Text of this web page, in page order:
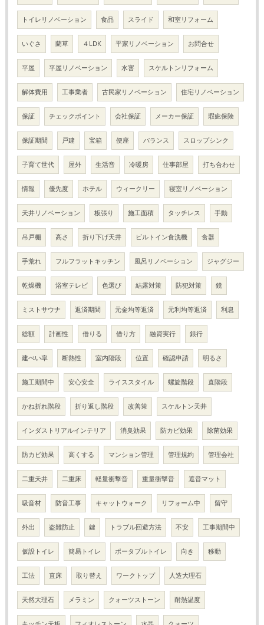
トイレリノベーション 食品 スライド 和室リフォーム
いぐさ 藺草 ４LDK 平家リノベーション お問合せ
平屋 平屋リノベーション 水害 スケルトンリフォーム
解体費用 工事業者 古民家リノベーション 住宅リノベーション
保証 チェックポイント 会社保証 メーカー保証 瑕疵保険
保証期間 戸建 宝箱 便座 バランス スロップシンク
子育て世代 屋外 生活音 冷暖房 仕事部屋 打ち合わせ
情報 優先度 ホテル ウィークリー 寝室リノベーション
天井リノベーション 板張り 施工面積 タッチレス 手動
吊戸棚 高さ 折り下げ天井 ビルトイン食洗機 食器
手荒れ フルフラットキッチン 風呂リノベーション ジャグジー
乾燥機 浴室テレビ 色選び 結露対策 防犯対策 鏡
ミストサウナ 返済期間 元金均等返済 元利均等返済 利息
総額 計画性 借りる 借り方 融資実行 銀行
建ぺい率 断熱性 室内階段 位置 確認申請 明るさ
施工期間中 安心安全 ライススタイル 螺旋階段 直階段
かね折れ階段 折り返し階段 改善策 スケルトン天井
インダストリアルインテリア 消臭効果 防カビ効果 除菌効果
防カビ効果 高くする マンション管理 管理規約 管理会社
二重天井 二重床 軽量衝撃音 重量衝撃音 遮音マット
吸音材 防音工事 キャットウォーク リフォーム中 留守
外出 盗難防止 鍵 トラブル回避方法 不安 工事期間中
仮設トイレ 簡易トイレ ポータブルトイレ 向き 移動
工法 直床 取り替え ワークトップ 人造大理石
天然大理石 メラミン クォーツストーン 耐熱温度